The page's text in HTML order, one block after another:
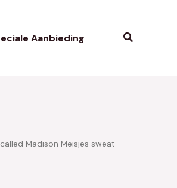
Aanbieding Zoeken
Madison Meisjes sweat